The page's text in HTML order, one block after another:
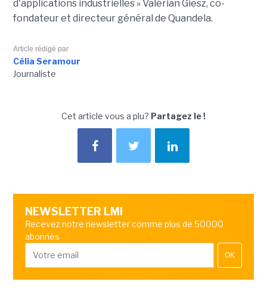
d'applications industrielles » Valérian Giesz, co-
fondateur et directeur général de Quandela.
Article rédigé par
Célia Seramour
Journaliste
Cet article vous a plu? Partagez le !
NEWSLETTER LMI
Recevez notre newsletter comme plus de 50000
abonnés
OK